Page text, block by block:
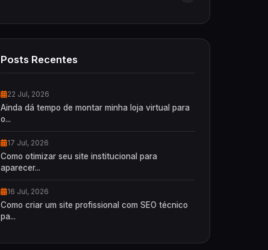
Posts Recentes
22 Jul, 2026
Ainda dá tempo de montar minha loja virtual para
o...
17 Jul, 2026
Como otimizar seu site institucional para
aparecer...
16 Jul, 2026
Como criar um site profissional com SEO técnico
pa...